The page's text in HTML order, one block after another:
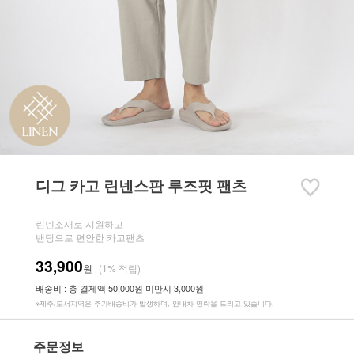
디그 카고 린넨스판 루즈핏 팬츠
린넨소재로 시원하고
밴딩으로 편안한 카고팬츠
33,900원 (1% 적립)
배송비 : 총 결제액 50,000원 미만시 3,000원
※제주/도서지역은 추가배송비가 발생하며, 안내차 연락을 드리고 있습니다.
주문정보